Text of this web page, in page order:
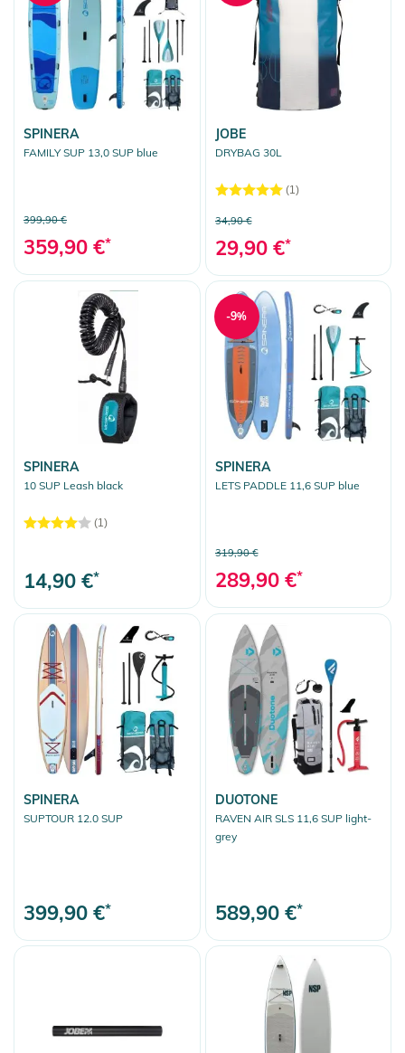
SPINERA
FAMILY SUP 13,0 SUP blue
399,90 €
359,90 €*
JOBE
DRYBAG 30L
(1)
34,90 €
29,90 €*
SPINERA
10 SUP Leash black
(1)
14,90 €*
SPINERA
LETS PADDLE 11,6 SUP blue
319,90 €
289,90 €*
-9%
SPINERA
SUPTOUR 12.0 SUP
399,90 €*
DUOTONE
RAVEN AIR SLS 11,6 SUP light-
grey
589,90 €*